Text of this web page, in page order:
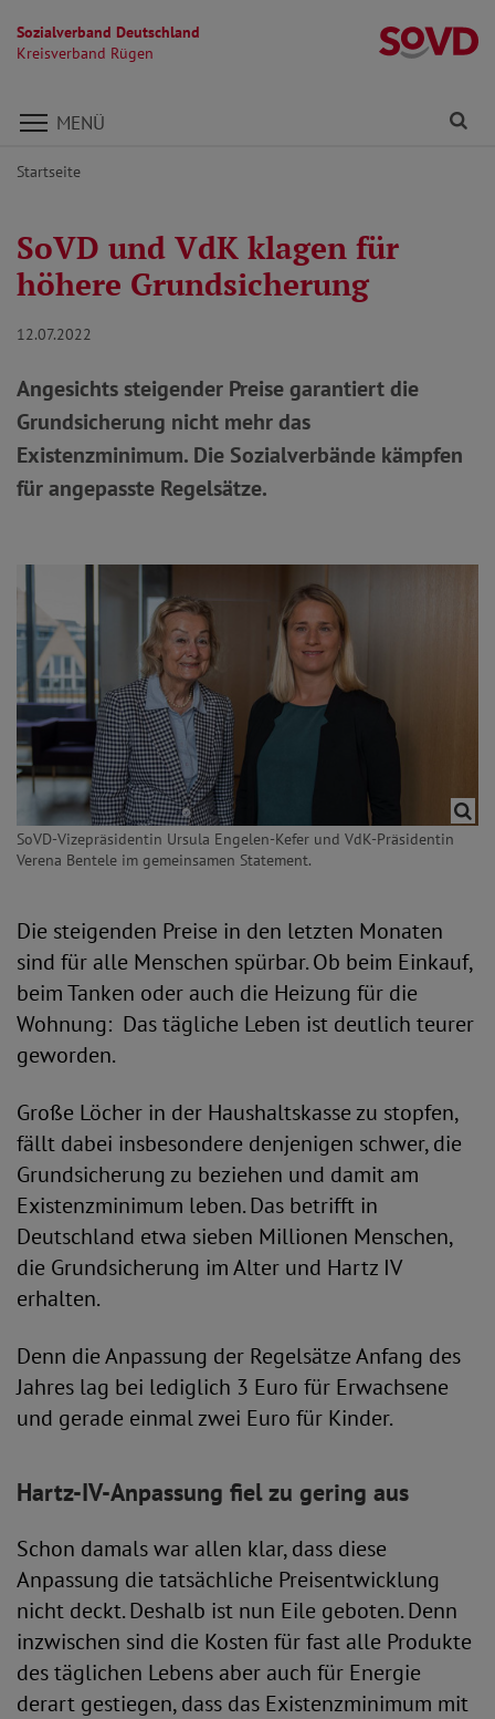
Sozialverband Deutschland
Kreisverband Rügen
Direkt zu den Inhalten springen
MENÜ
Startseite
SoVD und VdK klagen für
höhere Grundsicherung
12.07.2022
Angesichts steigender Preise garantiert die
Grundsicherung nicht mehr das
Existenzminimum. Die Sozialverbände kämpfen
für angepasste Regelsätze.
SoVD-Vizepräsidentin Ursula Engelen-Kefer und VdK-Präsidentin
Verena Bentele im gemeinsamen Statement.
Die steigenden Preise in den letzten Monaten
sind für alle Menschen spürbar. Ob beim Einkauf,
beim Tanken oder auch die Heizung für die
Wohnung: Das tägliche Leben ist deutlich teurer
geworden.
Große Löcher in der Haushaltskasse zu stopfen,
fällt dabei insbesondere denjenigen schwer, die
Grundsicherung zu beziehen und damit am
Existenzminimum leben. Das betrifft in
Deutschland etwa sieben Millionen Menschen,
die Grundsicherung im Alter und Hartz IV
erhalten.
Denn die Anpassung der Regelsätze Anfang des
Jahres lag bei lediglich 3 Euro für Erwachsene
und gerade einmal zwei Euro für Kinder.
Hartz-IV-Anpassung fiel zu gering aus
Schon damals war allen klar, dass diese
Anpassung die tatsächliche Preisentwicklung
nicht deckt. Deshalb ist nun Eile geboten. Denn
inzwischen sind die Kosten für fast alle Produkte
des täglichen Lebens aber auch für Energie
derart gestiegen, dass das Existenzminimum mit